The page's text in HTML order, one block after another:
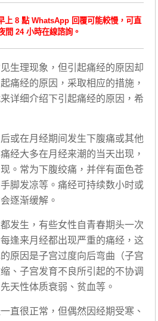
上 8 點 WhatsApp 回覆可能較慢，可直
間 24 小時在線諮詢。
生理现象，但引起痛经的原因却
痛经的原因，采取相应的措施，
详细介绍下引起痛经的原因，希
在月经期间发生下腹痛或其他
经大多在月经来潮的当天出现，
。常为下腹绞痛，并伴有面色苍
脚发凉等。痛经可持续数小时或
逐渐缓解。
生，有些女性自青春期头一次
逢来月经都出现严重的痛经，这
原因是子宫过度向后弯曲（子宫
、子宫发育不良所引起的不协调
天性体质衰弱、贫血等。
很正常，但偶然因经期受寒、